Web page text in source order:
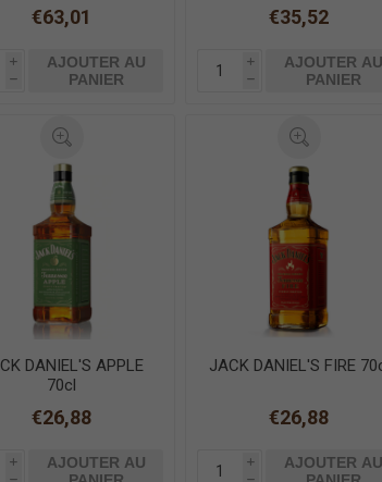
€63,01
i
h
AJOUTER AU
PANIER
€35,52
i
h
AJOUTER AU
PANIER
DANIEL'S APPLE
70cl
€26,88
i
h
AJOUTER AU
JACK DANIEL'S FIRE
€26,88
i
h
AJOUTER AU